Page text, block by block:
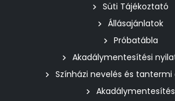
Süti Tájékoztató
Állásajánlatok
Próbatábla
Akadálymentesítési
Színházi nevelés és tantermi
Akadálymentesítés